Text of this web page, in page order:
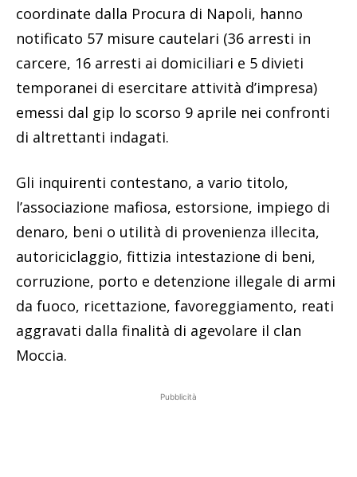
coordinate dalla Procura di Napoli, hanno
notificato 57 misure cautelari (36 arresti in
carcere, 16 arresti ai domiciliari e 5 divieti
temporanei di esercitare attività d’impresa)
emessi dal gip lo scorso 9 aprile nei confronti
di altrettanti indagati.
Gli inquirenti contestano, a vario titolo,
l’associazione mafiosa, estorsione, impiego di
denaro, beni o utilità di provenienza illecita,
autoriciclaggio, fittizia intestazione di beni,
corruzione, porto e detenzione illegale di armi
da fuoco, ricettazione, favoreggiamento, reati
aggravati dalla finalità di agevolare il clan
Moccia.
Pubblicità